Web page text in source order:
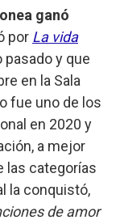
ganó
por La vida
pasado y que
en la Sala
fue uno de los
en 2020 y
a mejor
las categorías
la conquistó,
de amor